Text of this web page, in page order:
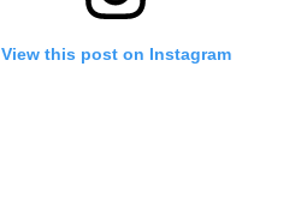
View this post on Instagram